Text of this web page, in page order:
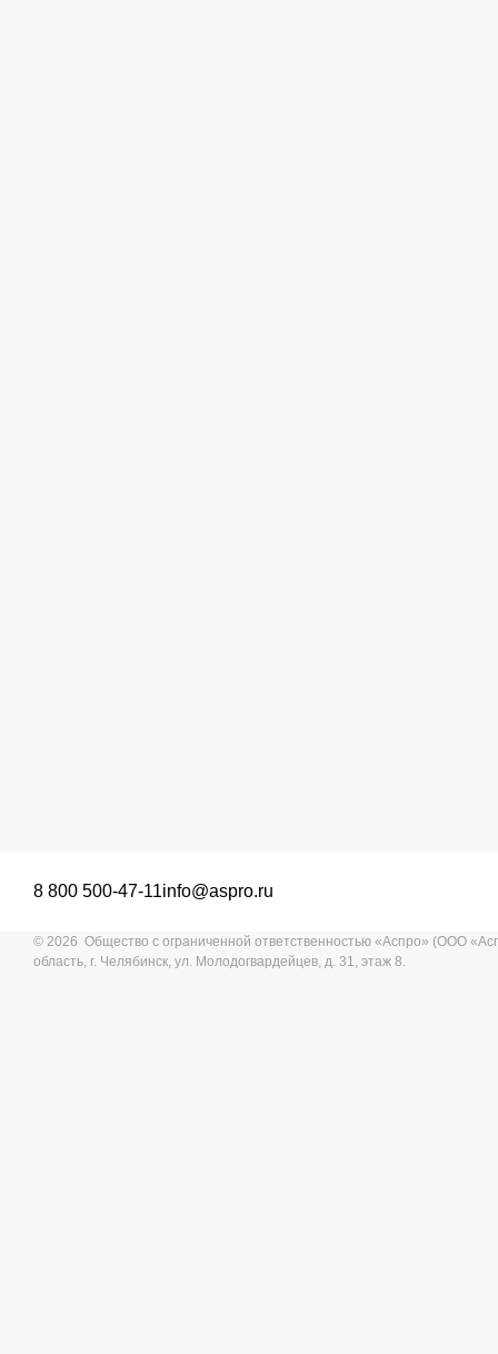
8 800 500-47-11info@aspro.ru
© 2026 Общество с ограниченной ответственностью «Аспро» (ООО
область, г. Челябинск, ул. Молодогвардейцев, д. 31, этаж 8.